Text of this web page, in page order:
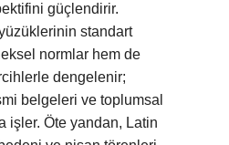
güçlendirir.
standart
normlar hem de
dengelenir;
belgeleri ve toplumsal
işler. Öte yandan, Latin